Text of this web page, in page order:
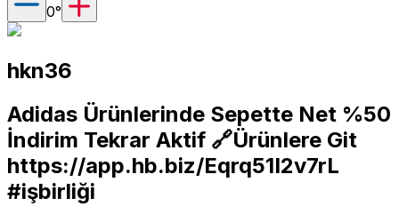
0°
hkn36
Adidas Ürünlerinde Sepette Net %50
İndirim Tekrar Aktif 🔗Ürünlere Git
https://app.hb.biz/Eqrq51I2v7rL
#işbirliği